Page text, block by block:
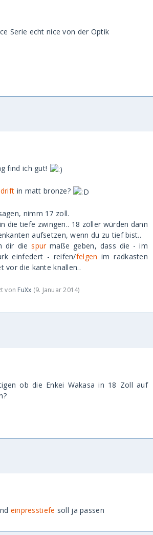
Serie echt nice von der Optik
find ich gut!
drift in matt bronze?
nimm 17 zoll.
die tiefe zwingen.. 18 zöller würden dann
aufsetzen, wenn du zu tief bist..
dir diespurmaße geben, dass die - im
einfedert - reifen/felgen im radkasten
vor die kante knallen..
von FuXx (9. Januar 2014)
ob die Enkei Wakasa in 18 Zoll auf
einpresstiefe soll ja passen